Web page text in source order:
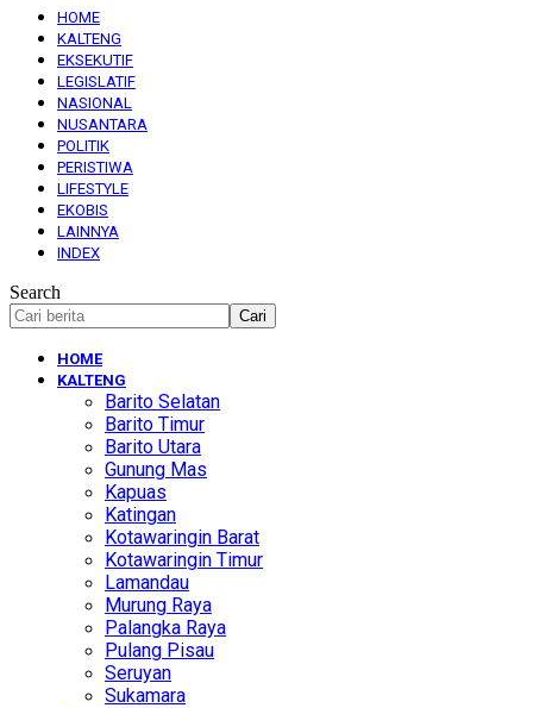
HOME
KALTENG
EKSEKUTIF
LEGISLATIF
NASIONAL
NUSANTARA
POLITIK
PERISTIWA
LIFESTYLE
EKOBIS
LAINNYA
INDEX
Search
HOME
KALTENG
Barito Selatan
Barito Timur
Barito Utara
Gunung Mas
Kapuas
Katingan
Kotawaringin Barat
Kotawaringin Timur
Lamandau
Murung Raya
Palangka Raya
Pulang Pisau
Seruyan
Sukamara